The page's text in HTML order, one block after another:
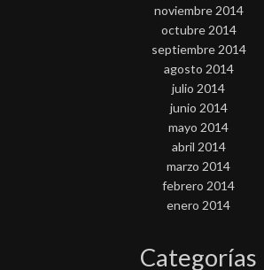
noviembre 2014
octubre 2014
septiembre 2014
agosto 2014
julio 2014
junio 2014
mayo 2014
abril 2014
marzo 2014
febrero 2014
enero 2014
Categorías